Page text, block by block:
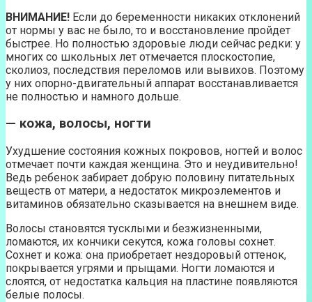
ВНИМАНИЕ! Если до беременности никаких отклонений
от нормы у вас не было, то и восстановление пройдет
быстрее. Но полностью здоровые люди сейчас редки: у
многих со школьных лет отмечается плоскостопие,
сколиоз, последствия переломов или вывихов. Поэтому
у них опорно-двигательный аппарат восстанавливается
не полностью и намного дольше.
— кожа, волосы, ногти
Ухудшение состояния кожных покровов, ногтей и волос
отмечает почти каждая женщина. Это и неудивительно!
Ведь ребенок забирает добрую половину питательных
веществ от матери, а недостаток микроэлементов и
витаминов обязательно сказывается на внешнем виде.
Волосы становятся тусклыми и безжизненными,
ломаются, их кончики секутся, кожа головы сохнет.
Сохнет и кожа: она приобретает нездоровый оттенок,
покрывается угрями и прыщами. Ногти ломаются и
слоятся, от недостатка кальция на пластине появляются
белые полосы.